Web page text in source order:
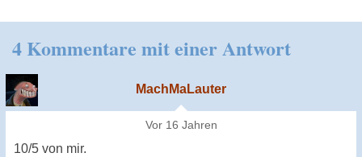
4 Kommentare mit einer Antwort
MachMaLauter
Vor 16 Jahren
10/5 von mir.